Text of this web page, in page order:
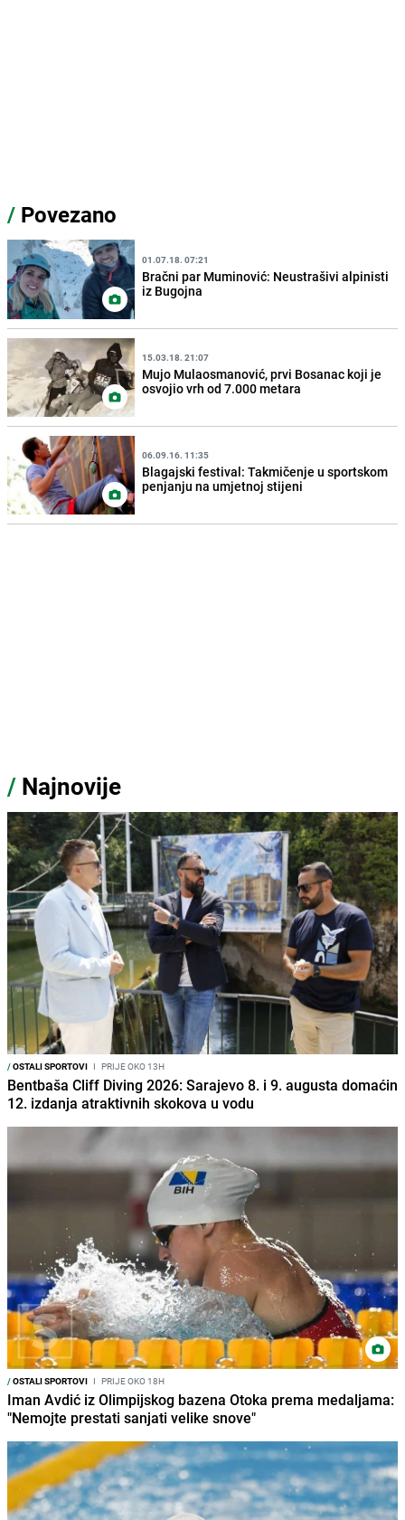
/ Povezano
01.07.18. 07:21
Bračni par Muminović: Neustrašivi alpinisti
iz Bugojna
15.03.18. 21:07
Mujo Mulaosmanović, prvi Bosanac koji je
osvojio vrh od 7.000 metara
06.09.16. 11:35
Blagajski festival: Takmičenje u sportskom
penjanju na umjetnoj stijeni
/ Najnovije
/OSTALI SPORTOVI I PRIJE OKO 13H
Bentbaša Cliff Diving 2026: Sarajevo 8. i 9. augusta domaćin
12. izdanja atraktivnih skokova u vodu
/OSTALI SPORTOVI I PRIJE OKO 18H
Iman Avdić iz Olimpijskog bazena Otoka prema medaljama:
"Nemojte prestati sanjati velike snove"